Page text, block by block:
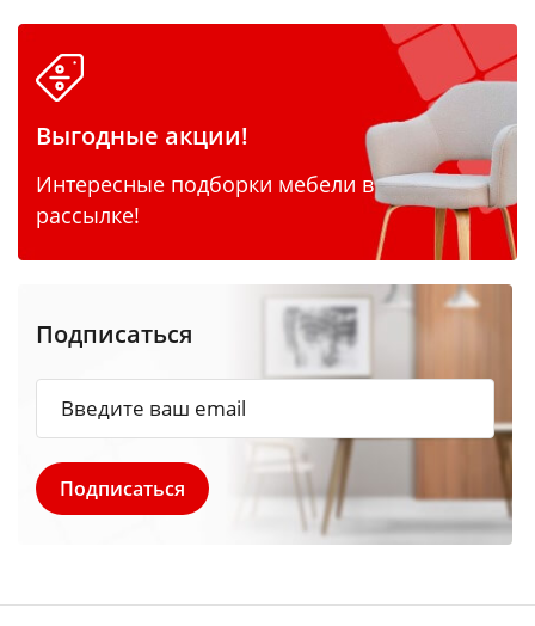
Выгодные акции!
Интересные подборки мебели в
рассылке!
Подписаться